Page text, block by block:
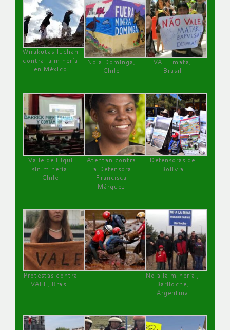
Wirakutas luchan
contra la minería
en México
No a Dominga,
Chile
VALE mata,
Brasil
Valle de Elqui
sin minería.
Chile
Atentan contra
la Defensora
Francisca
Márquez
Defensoras de
Bolivia
Protestas contra
VALE, Brasil
No a la minería ,
Bariloche,
Argentina